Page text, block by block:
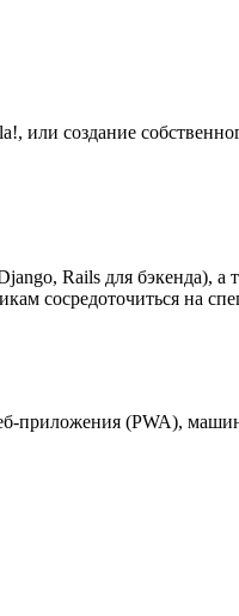
или создание
Rails для бэкенда),
сосредоточиться на
приложения (PWA),